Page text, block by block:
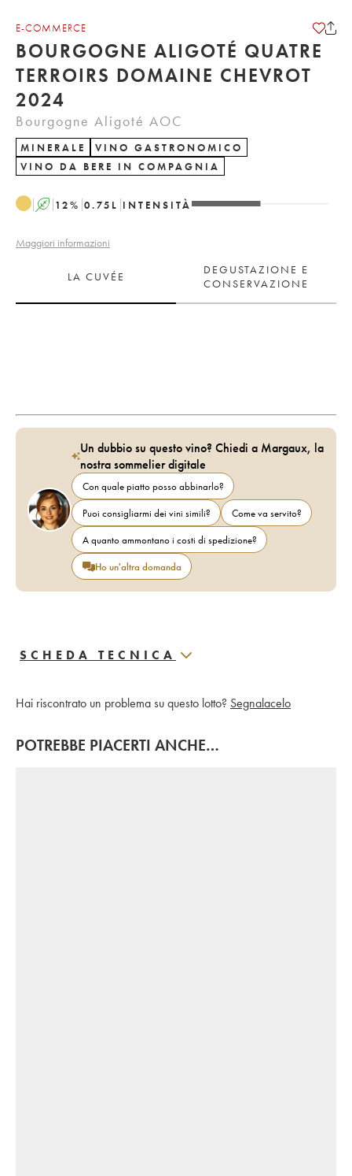
E-COMMERCE
BOURGOGNE ALIGOTÉ QUATRE
TERROIRS DOMAINE CHEVROT
2024
Bourgogne Aligoté AOC
MINERALE
VINO GASTRONOMICO
VINO DA BERE IN COMPAGNIA
A 12% 0.75 L INTENSITÀ
Maggiori informazioni
LA CUVÉE
DEGUSTAZIONE E
CONSERVAZIONE
Un dubbio su questo vino? Chiedi a Margaux, la
nostra sommelier digitale
Con quale piatto posso abbinarlo?
Puoi consigliarmi dei vini simili?
Come va servito?
A quanto ammontano i costi di spedizione?
Ho un'altra domanda
SCHEDA TECNICA
Hai riscontrato un problema su questo lotto? Segnalacelo
POTREBBE PIACERTI ANCHE…